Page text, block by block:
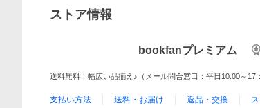
ストア情報
bookfanプレミアム
送料無料！幅広い品揃え♪（メール問合窓口：平日10:00～17
支払い方法 送料・お届け 返品・交換